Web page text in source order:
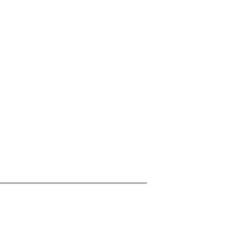
ていま